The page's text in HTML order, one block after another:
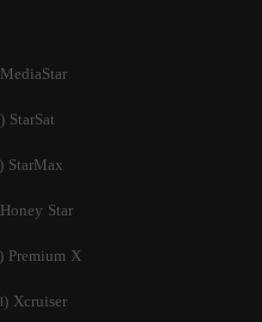
MediaStar (مدیا استار)
StarSat (استارست)
StarMax (استارمکس)
Honey Star (هانی استار)
Premium X (پرمیوم ایکس)
Xcruiser (ایکس کروزر)